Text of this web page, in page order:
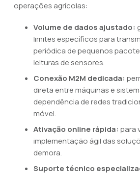
operações agrícolas:
Volume de dados ajustado:
limites específicos para
periódica de pequenos
leituras de sensores.
Conexão M2M dedicada:
direta entre máquinas e
dependência de redes
móvel.
Ativação online rápida: para
implementação ágil das
demora.
Suporte técnico